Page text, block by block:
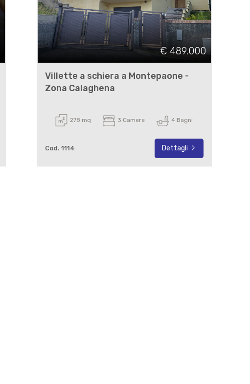
€ 489.000
Villette a schiera a Montepaone -
Zona Calaghena
278 mq 3 Camere 4 Bagni
Cod. 1114 Dettagli